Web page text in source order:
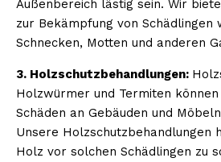
Außenbereich lästig sein. Wir
zur Bekämpfung von Schädlingen
Schnecken, Motten und anderen
3. Holzschutzbehandlungen:
Holzwürmer und Termiten
Schäden an Gebäuden und
Unsere Holzschutzbehandlungen
Holz vor solchen Schädlingen zu